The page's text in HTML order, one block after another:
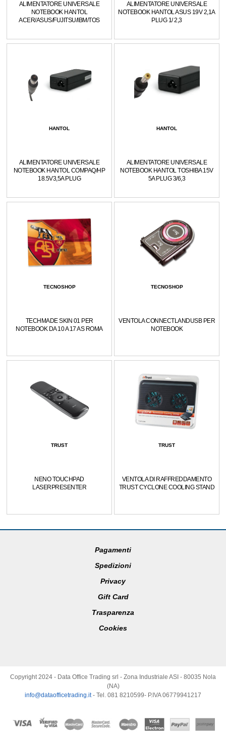
ALIMENTATORE UNIVERSALE
NOTEBOOK HANTOL
ACER/ASUS/FUJITSU/IBM/TOS
ALIMENTATORE UNIVERSALE
NOTEBOOK HANTOL ASUS 19V 2,1A
PLUG 1/ 2,3
HANTOL
ALIMENTATORE UNIVERSALE
NOTEBOOK HANTOL COMPAQ/HP
18.5V3,5A PLUG
HANTOL
ALIMENTATORE UNIVERSALE
NOTEBOOK HANTOL TOSHIBA 15V
5A PLUG 3/6,3
TECNOSHOP
TECHMADE SKIN 01 PER
NOTEBOOK DA 10 A 17 AS ROMA
TECNOSHOP
VENTOLA CONNECTLANDUSB PER
NOTEBOOK
TRUST
NENO TOUCHPAD
LASERPRESENTER
TRUST
VENTOLA DI RAFFREDDAMENTO
TRUST CYCLONE COOLING STAND
Pagamenti
Spedizioni
Privacy
Gift Card
Trasparenza
Cookies
Copyright 2024 - Data Office Trading srl - Zona Industriale ASI - 80035 Nola
(NA)
info@dataofficetrading.it- Tel. 081 8210599- P.IVA 06779941217